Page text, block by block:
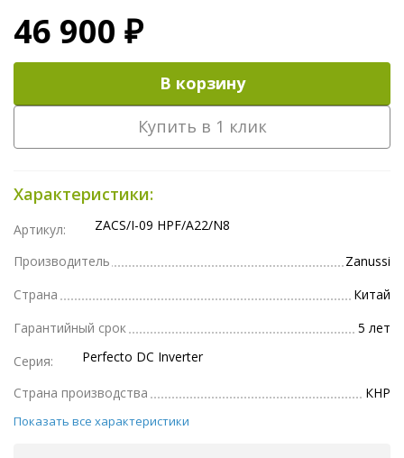
46 900 ₽
В корзину
Купить в 1 клик
Характеристики:
Артикул: ZACS/I-09 HPF/A22/N8
Производитель
Zanussi
Страна
Китай
Гарантийный срок
5 лет
Серия:
Perfecto DC Inverter
Страна производства КНР
Показать все характеристики